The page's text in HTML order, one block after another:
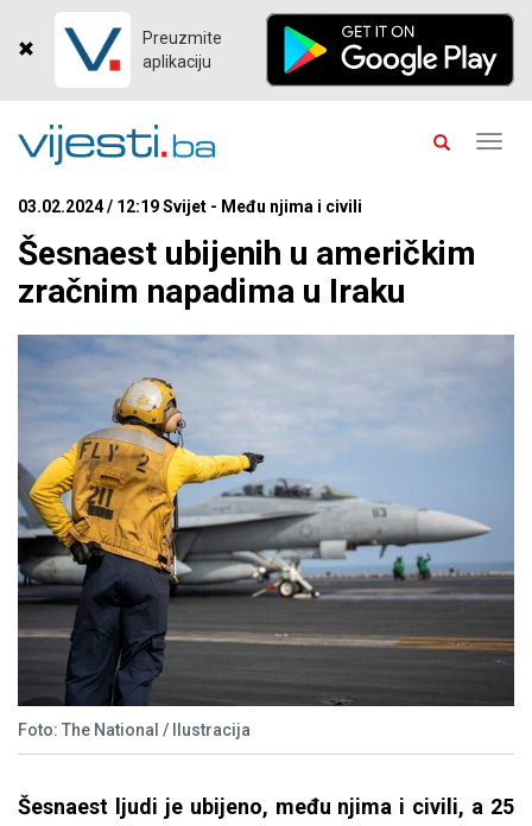
Preuzmite
aplikaciju
03.02.2024 / 12:19 Svijet - Među njima i civili
Šesnaest ubijenih u američkim
zračnim napadima u Iraku
Foto: The National / Ilustracija
Šesnaest ljudi je ubijeno, među njima i civili, a 25